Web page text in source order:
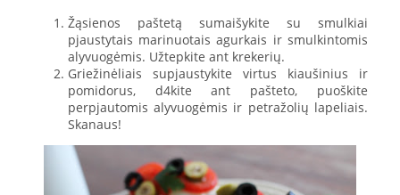
Žąsienos paštetą sumaišykite su smulkiai
pjaustytais marinuotais agurkais ir smulkintomis
alyvuogėmis. Užtepkite ant krekerių.
Griežinėliais supjaustykite virtus kiaušinius ir
pomidorus, d4kite ant pašteto, puoškite
perpjautomis alyvuogėmis ir petražolių lapeliais.
Skanaus!